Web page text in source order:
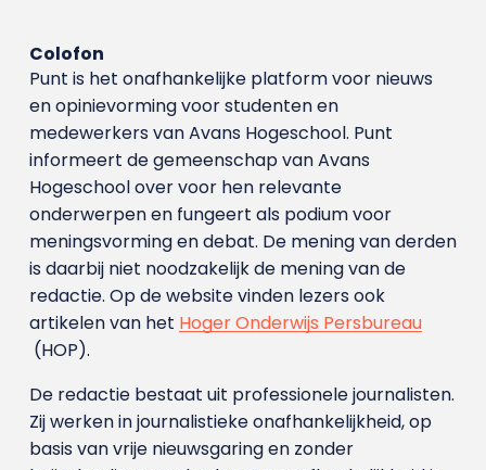
Colofon
Punt is het onafhankelijke platform voor nieuws
en opinievorming voor studenten en
medewerkers van Avans Hoge­school. Punt
informeert de gemeenschap van Avans
Hogeschool over voor hen relevante
onderwerpen en fungeert als podium voor
meningsvorming en debat. De mening van derden
is daarbij niet noodzakelijk de mening van de
redactie. Op de website vinden lezers ook
artikelen van het Hoger Onderwijs Persbureau
(HOP).
De redactie bestaat uit professionele journalisten.
Zij werken in journalistieke onafhankelijkheid, op
basis van vrije nieuwsgaring en zonder